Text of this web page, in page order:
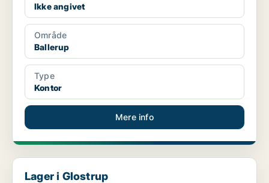
Ikke angivet
Område
Ballerup
Type
Kontor
Mere info
Lager i Glostrup
Lager i Glostrup